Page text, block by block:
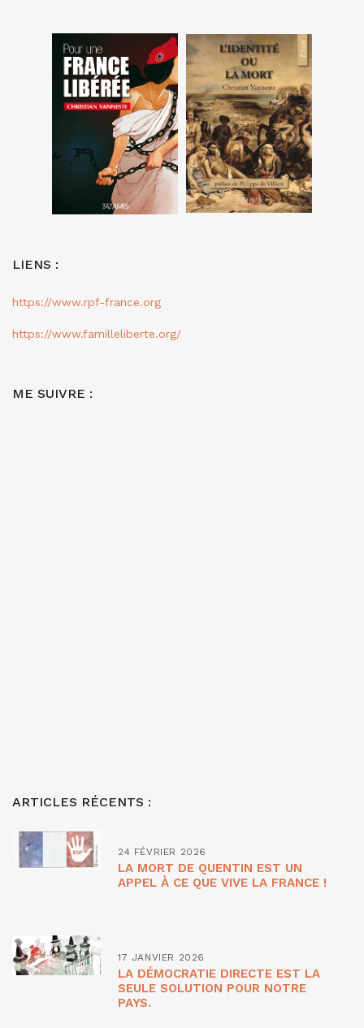
LIENS :
https://www.rpf-france.org
https://www.familleliberte.org/
ME SUIVRE :
ARTICLES RÉCENTS :
24 FÉVRIER 2026
LA MORT DE QUENTIN EST UN
APPEL À CE QUE VIVE LA FRANCE !
17 JANVIER 2026
LA DÉMOCRATIE DIRECTE EST LA
SEULE SOLUTION POUR NOTRE
PAYS.